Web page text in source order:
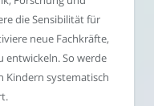
die Sensibilität für
neue Fachkräfte,
entwickeln. So werde
Kindern systematisch